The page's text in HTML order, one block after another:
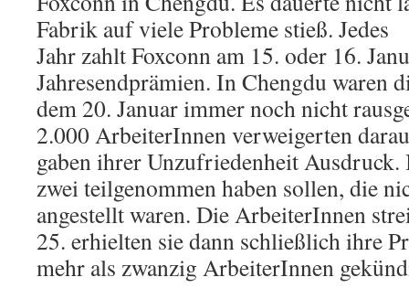
Fabrik auf viele Probleme stieß. Jedes
Jahr zahlt Foxconn am 15. oder 16.
Jahresendprämien. In Chengdu waren
dem 20. Januar immer noch nicht
2.000 ArbeiterInnen verweigerten
gaben ihrer Unzufriedenheit Ausdruck.
zwei teilgenommen haben sollen, die
angestellt waren. Die ArbeiterInnen
25. erhielten sie dann schließlich ihre
mehr als zwanzig ArbeiterInnen